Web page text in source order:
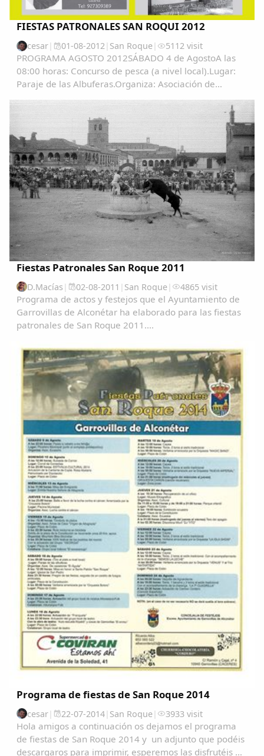
FIESTAS PATRONALES SAN ROQUI 2012
cesar| 01-08-2012| San Roque| 5112 visit
PROGRAMA AGOSTO 2012SÁBADO 4 de AgostoA las
08:00 horas: Concurso de pesca (a nivel local).Lugar:
Paraje de las Albuferas.Organiza: Asociación de
Fiestas Patronales San Roque 2011
D.Macías | 02-08-2011 | San Roque| 4865 visit
Programa de actos y festejos que el Ayuntamiento de
Garrovillas de Alconétar ha elaborado para las fiestas
patronales de San Roque 2011....
Programa de fiestas de San Roque 2014
cesar| 22-07-2014| San Roque| 3933 visit
Hola amigos a continuación os dejamos el programa
de fiestas de San Roque 2014 y un adjunto que podéis
descargaros para imprimir, esperemos las disfrutéis
Copiar enlace